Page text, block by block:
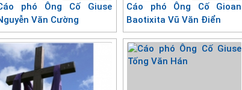
phó Ông Cố Giuse
Văn Cường
Cáo phó Ông Cố Gioan
Baotixita Vũ Văn Điển